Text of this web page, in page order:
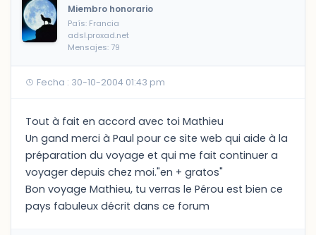
Miembro honorario
País: Francia
adsl.proxad.net
Mensajes: 79
Fecha : 30-10-2004 01:43 pm
Tout à fait en accord avec toi Mathieu
Un gand merci à Paul pour ce site web qui aide à la
préparation du voyage et qui me fait continuer a
voyager depuis chez moi."en + gratos"
Bon voyage Mathieu, tu verras le Pérou est bien ce
pays fabuleux décrit dans ce forum